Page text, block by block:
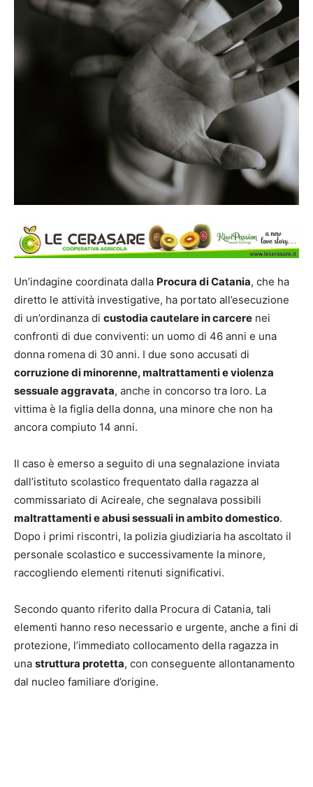
Un’indagine coordinata dalla Procura di Catania, che ha
diretto le attività investigative, ha portato all’esecuzione
di un’ordinanza di custodia cautelare in carcere nei
confronti di due conviventi: un uomo di 46 anni e una
donna romena di 30 anni. I due sono accusati di
corruzione di minorenne, maltrattamenti e violenza
sessuale aggravata, anche in concorso tra loro. La
vittima è la figlia della donna, una minore che non ha
ancora compiuto 14 anni.
Il caso è emerso a seguito di una segnalazione inviata
dall’istituto scolastico frequentato dalla ragazza al
commissariato di Acireale, che segnalava possibili
maltrattamenti e abusi sessuali in ambito domestico.
Dopo i primi riscontri, la polizia giudiziaria ha ascoltato il
personale scolastico e successivamente la minore,
raccogliendo elementi ritenuti significativi.
Secondo quanto riferito dalla Procura di Catania, tali
elementi hanno reso necessario e urgente, anche a fini di
protezione, l’immediato collocamento della ragazza in
una struttura protetta, con conseguente allontanamento
dal nucleo familiare d’origine.